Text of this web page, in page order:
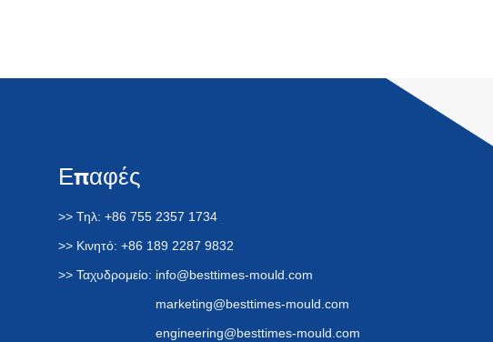
Επαφές
>> Τηλ: +86 755 2357 1734
>> Κινητό: +86 189 2287 9832
>> Ταχυδρομείο: info@besttimes-mould.com
marketing@besttimes-mould.com
engineering@besttimes-mould.com